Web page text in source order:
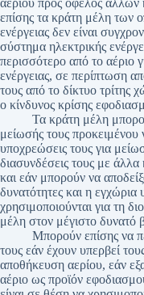
αερίου προς όφελος
επίσης τα κράτη μέλη των
ενέργειας δεν είναι
σύστημα ηλεκτρικής
περισσότερο από το αέριο
ενέργειας, σε περίπτωση
τους από το δίκτυο τρίτης
ο κίνδυνος κρίσης
Τα κράτη μέλη μπορούν
μείωσής τους
υποχρεώσεις τους για
διασυνδέσεις τους με άλλα
και εάν μπορούν να
δυνατότητες και η
χρησιμοποιούνται για τη
μέλη στον μέγιστο δυνατό
Μπορούν επίσης να
τους εάν έχουν υπερβεί
αποθήκευση αερίου, εάν
αέριο ως προϊόν